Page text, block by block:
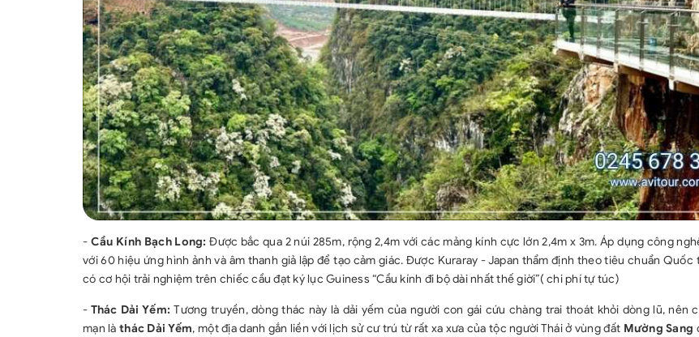
- Cầu Kính Bạch Long: Được bắc qua 2 núi 285m, rộng 2,4m với các mảng kính cực lớn 2,4m x 3m. Áp dụng công
với 60 hiệu ứng hình ảnh và âm thanh giả lập để tạo cảm giác. Được Kuraray - Japan thẩm định theo tiêu chuẩn Quốc
có cơ hội trải nghiệm trên chiếc cầu đạt ký lục Guiness “Cầu kính đi bộ dài nhất thế giời”( chi phí tự túc)
- Thác Dải Yếm:Tương truyền, dòng thác này là dải yếm của người con gái cứu chàng trai thoát khỏi dòng lũ, nên
mạn làthác Dải Yếm, một địa danh gắn liền với lịch sử cư trú từ rất xa xưa của tộc người Thái ở vùng đất Mường Sang